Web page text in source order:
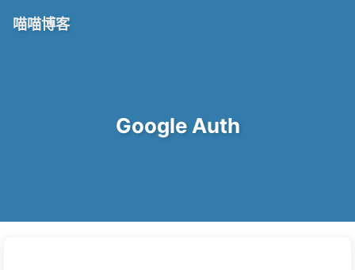
喵喵博客
Google Auth